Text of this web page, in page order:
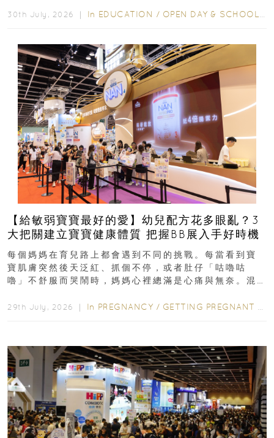
30th July, 2026 ｜ In EDUCATION / OPEN DAY & SCHOOL EVENTS
【給敏弱寶寶最好的愛】幼兒配方花多眼亂？3
大把關建立寶寶健康體質 把握BB展入手好時機
每個媽媽在育兒路上都會遇到不同的挑戰。每當看到寶
寶肌膚突然後天泛紅、抓個不停，或者肚仔「咕嚕咕
嚕」不舒服而哭鬧時，媽媽心裡總滿是心痛與無奈。混
29th July, 2026 ｜ In PREGNANCY / GETTING PREGNANT